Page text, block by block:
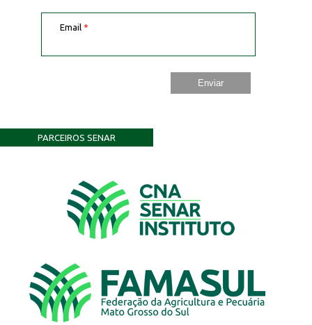
Email *
PARCEIROS SENAR